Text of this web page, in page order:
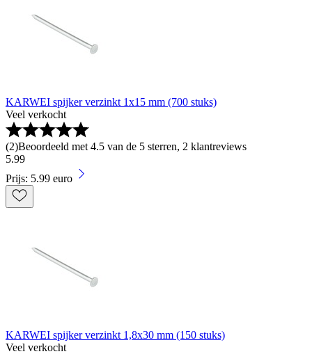
KARWEI spijker verzinkt 1x15 mm (700 stuks)
Veel verkocht
(2)Beoordeeld met 4.5 van de 5 sterren, 2 klantreviews
5.99
Prijs: 5.99 euro
KARWEI spijker verzinkt 1,8x30 mm (150 stuks)
Veel verkocht